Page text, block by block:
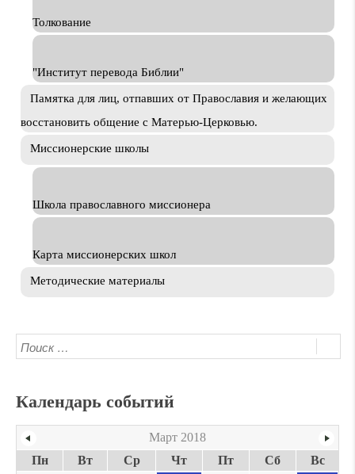
Толкование
"Институт перевода Библии"
Памятка для лиц, отпавших от Православия и желающих
восстановить общение с Матерью-Церковью.
Миссионерские школы
Школа православного миссионера
Карта миссионерских школ
Методические материалы
Календарь событий
Март 2018
Пн
Вт Ср Чт Пт Сб
Вс